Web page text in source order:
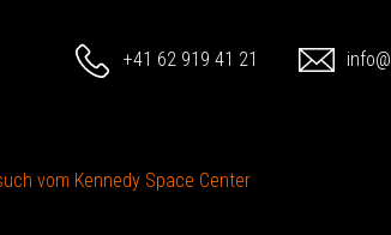
+41 62 919 41 21
vom Kennedy Space Center